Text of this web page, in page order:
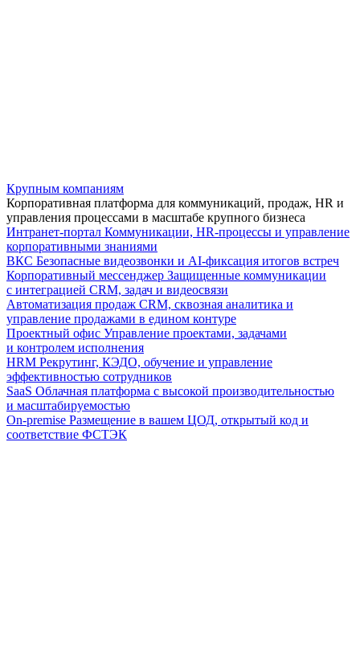
Крупным компаниям
Корпоративная платформа для коммуникаций, продаж, HR и
управления процессами в масштабе крупного бизнеса
Интранет-портал Коммуникации, HR-процессы и управление
корпоративными знаниями
ВКС Безопасные видеозвонки и AI-фиксация итогов встреч
Корпоративный мессенджер Защищенные коммуникации
с интеграцией CRM, задач и видеосвязи
Автоматизация продаж CRM, сквозная аналитика и
управление продажами в едином контуре
Проектный офис Управление проектами, задачами
и контролем исполнения
HRM Рекрутинг, КЭДО, обучение и управление
эффективностью сотрудников
SaaS Облачная платформа с высокой производительностью
и масштабируемостью
On-premise Размещение в вашем ЦОД, открытый код и
соответствие ФСТЭК